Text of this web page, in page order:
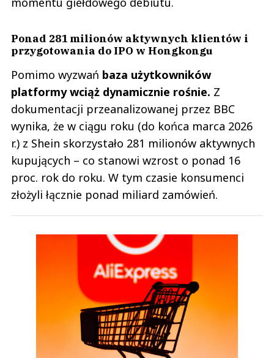
Ponad 281 milionów aktywnych klientów i
przygotowania do IPO w Hongkongu
Pomimo wyzwań baza użytkowników
platformy wciąż dynamicznie rośnie. Z
dokumentacji przeanalizowanej przez BBC
wynika, że w ciągu roku (do końca marca 2026
r.) z Shein skorzystało 281 milionów aktywnych
kupujących – co stanowi wzrost o ponad 16
proc. rok do roku. W tym czasie konsumenci
złożyli łącznie ponad miliard zamówień.